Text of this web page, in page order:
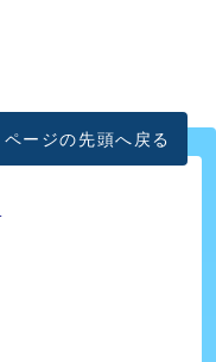
ページの先頭へ戻る